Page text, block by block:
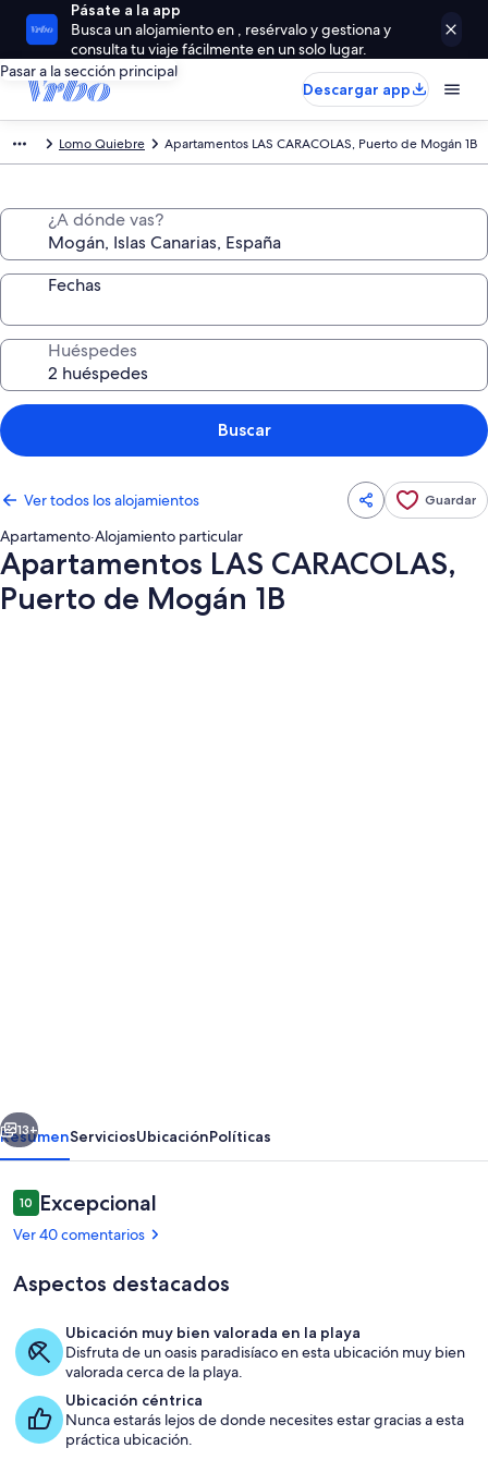
Pásate a la app
Busca un alojamiento en , resérvalo y gestiona y
consulta tu viaje fácilmente en un solo lugar.
Pasar a la sección principal
Descargar app
Lomo Quiebre Apartamentos LAS CARACOLAS, Puerto de Mogán 1B
¿A dónde vas?
Fechas
Huéspedes
Buscar
Ver todos los alojamientos Guardar
Apartamento·Alojamiento particular
Apartamentos LAS CARACOLAS,
Puerto de Mogán 1B
de
Mogán
1B
Siguiente
13+
ResumenServiciosUbicaciónPolíticas
Comentarios
1010 de 10
Excepcional
Ver 40 comentarios
Aspectos destacados
Ubicación muy bien valorada en la playa
Disfruta de un oasis paradisíaco en esta ubicación muy bien
valorada cerca de la playa.
Ubicación céntrica
Nunca estarás lejos de donde necesites estar gracias a esta
práctica ubicación.